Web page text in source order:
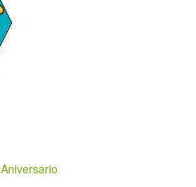
Aniversario